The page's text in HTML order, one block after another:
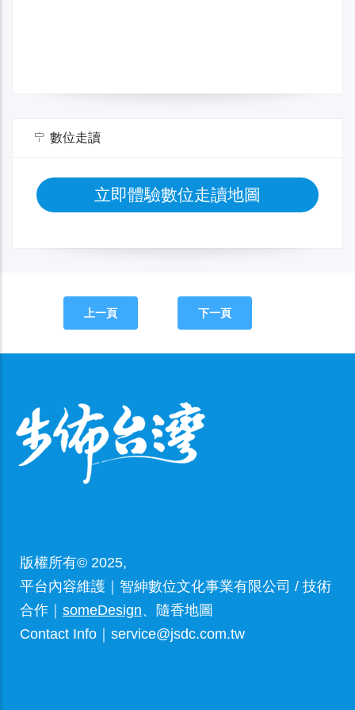
數位走讀
立即體驗數位走讀地圖
上一頁 下一頁
版權所有© 2025,
平台內容維護｜智紳數位文化事業有限公司 / 技術
合作｜ someDesign、隨香地圖
Contact Info｜service@jsdc.com.tw